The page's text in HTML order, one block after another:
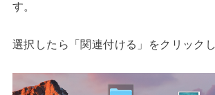
す。
選択したら「関連付ける」をクリックし